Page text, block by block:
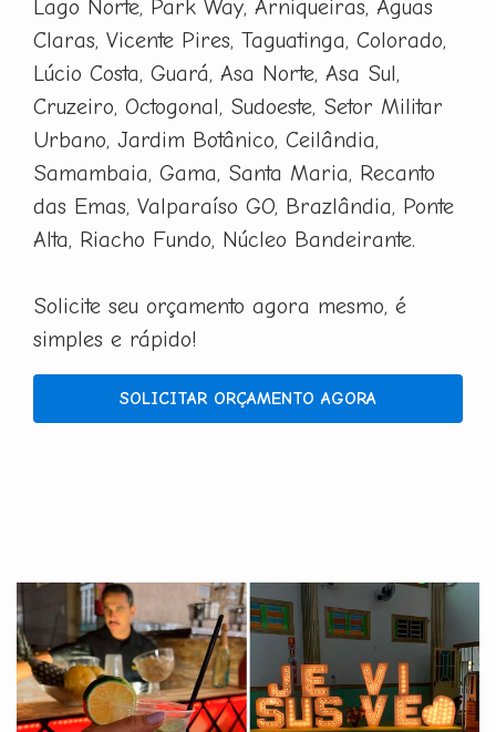
Lago Norte, Park Way, Arniqueiras, Águas
Claras, Vicente Pires, Taguatinga, Colorado,
Lúcio Costa, Guará, Asa Norte, Asa Sul,
Cruzeiro, Octogonal, Sudoeste, Setor Militar
Urbano, Jardim Botânico, Ceilândia,
Samambaia, Gama, Santa Maria, Recanto
das Emas, Valparaíso GO, Brazlândia, Ponte
Alta, Riacho Fundo, Núcleo Bandeirante.
Solicite seu orçamento agora mesmo, é
simples e rápido!
SOLICITAR ORÇAMENTO AGORA